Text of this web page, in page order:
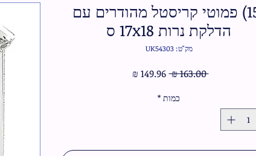
(15) פמוטי קריסטל מהודרים עם
הדלקת נרות 17x18 ס
מק"ט: UK54303
‏163.00 ‏₪
מחיר
‏149.96 ‏₪
כמות *